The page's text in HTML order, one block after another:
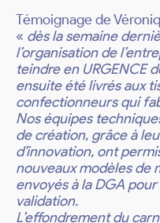
Témoignage de
« dès la semaine
l’organisation de
teindre en URGENCE
ensuite été livrés aux
confectionneurs qui
Nos équipes
de création, grâce à
d’innovation, ont
nouveaux modèles de
envoyés à la DGA
validation.
L’effondrement du